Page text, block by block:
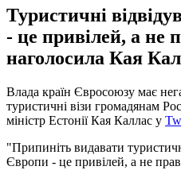
Туристичні
- це привілей, а не
наголосила Кая
Влада країн Євросоюзу має
туристичні візи громадянам
міністр Естонії Кая Каллас у
"Припиніть видавати
Європи - це привілей, а не